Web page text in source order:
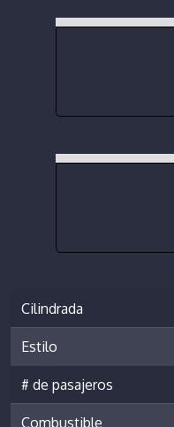
Cilindrada
Estilo
# de pasajeros
Combustible